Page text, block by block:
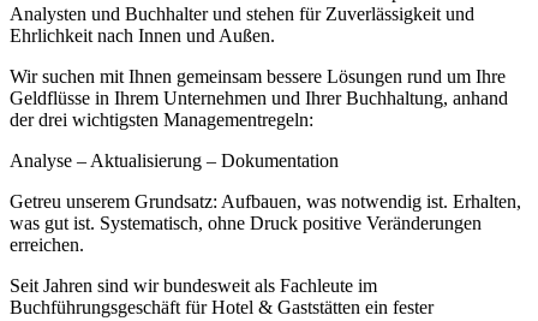
Analysten und Buchhalter und stehen für Zuverlässigkeit und
Ehrlichkeit nach Innen und Außen.
Wir suchen mit Ihnen gemeinsam bessere Lösungen rund um Ihre
Geldflüsse in Ihrem Unternehmen und Ihrer Buchhaltung, anhand
der drei wichtigsten Managementregeln:
Analyse – Aktualisierung – Dokumentation
Getreu unserem Grundsatz: Aufbauen, was notwendig ist. Erhalten,
was gut ist. Systematisch, ohne Druck positive Veränderungen
erreichen.
Seit Jahren sind wir bundesweit als Fachleute im
Buchführungsgeschäft für Hotel & Gaststätten ein fester